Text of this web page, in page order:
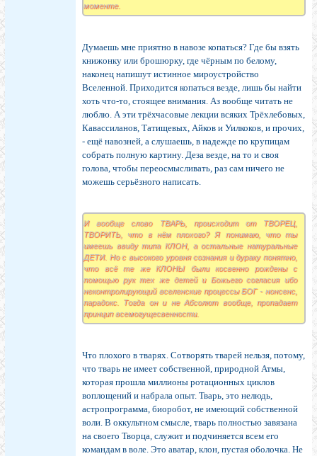
моменте.
Думаешь мне приятно в навозе копаться? Где бы взять
книжонку или брошюрку, где чёрным по белому,
наконец напишут истинное мироустройство
Вселенной. Приходится копаться везде, лишь бы найти
хоть что-то, стоящее внимания. Аз вообще читать не
люблю. А эти трёхчасовые лекции всяких Трёхлебовых,
Кавассиланов, Татищевых, Айков и Уилкоков, и прочих,
- ещё навозней, а слушаешь, в надежде по крупицам
собрать полную картину. Деза везде, на то и своя
голова, чтобы переосмысливать, раз сам ничего не
можешь серьёзного написать.
И вообще слово ТВАРЬ, происходит от ТВОРЕЦ,
ТВОРИТЬ, что в нём плохого? Я понимаю, что ты
имеешь ввиду типа КЛОН, а остальные натуральные
ДЕТИ. Но с высокого уровня сознания и дураку понятно,
что всё те же КЛОНЫ были косвенно рождены с
помощью рук тех же детей и Божьего согласия ибо
неконтролирующий вселенские процессы БОГ - нонсенс,
парадокс. Тогда он и не Абсолют вообще, пропадает
принцип всемогущесвенности.
Что плохого в тварях. Сотворять тварей нельзя, потому,
что тварь не имеет собственной, природной Атмы,
которая прошла миллионы ротационных циклов
воплощений и набрала опыт. Тварь, это нелюдь,
астропрограмма, биоробот, не имеющий собственной
воли. В оккультном смысле, тварь полностью завязана
на своего Творца, служит и подчиняется всем его
командам в воле. Это аватар, клон, пустая оболочка. Не